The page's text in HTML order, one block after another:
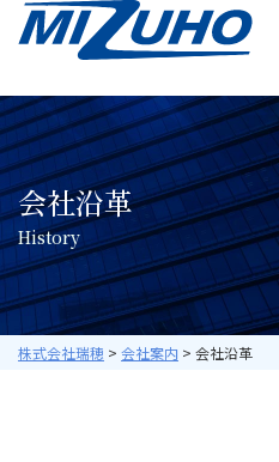
HOME
事業案内
半導体・電子部品・材料
産業機械・制御機器
空調機器・住宅設備機器
プラントシステム
海外ビジネス
取り扱いメーカー
会社沿革
History
株式会社瑞穂 > 会社案内 > 会社沿革